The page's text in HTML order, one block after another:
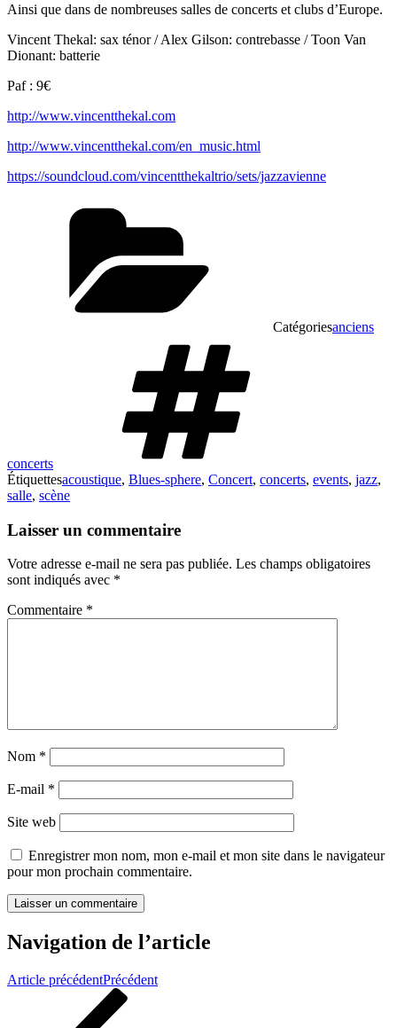
Ainsi que dans de nombreuses salles de concerts et clubs d’Europe.
Vincent Thekal: sax ténor / Alex Gilson: contrebasse / Toon Van
Dionant: batterie
Paf : 9€
http://www.vincentthekal.com
http://www.vincentthekal.com/en_music.html
https://soundcloud.com/vincentthekaltrio/sets/jazzavienne
Catégoriesanciens
concerts
Étiquettesacoustique, Blues-sphere, Concert, concerts, events, jazz,
salle, scène
Laisser un commentaire
Votre adresse e-mail ne sera pas publiée. Les champs obligatoires
sont indiqués avec *
Commentaire *
Nom *
E-mail *
Site web
Enregistrer mon nom, mon e-mail et mon site dans le navigateur
pour mon prochain commentaire.
Navigation de l’article
Article précédentPrécédent